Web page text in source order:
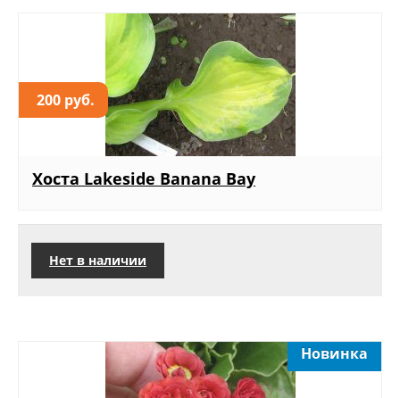
200 руб.
Хоста Lakeside Banana Bay
Нет в наличии
Новинка